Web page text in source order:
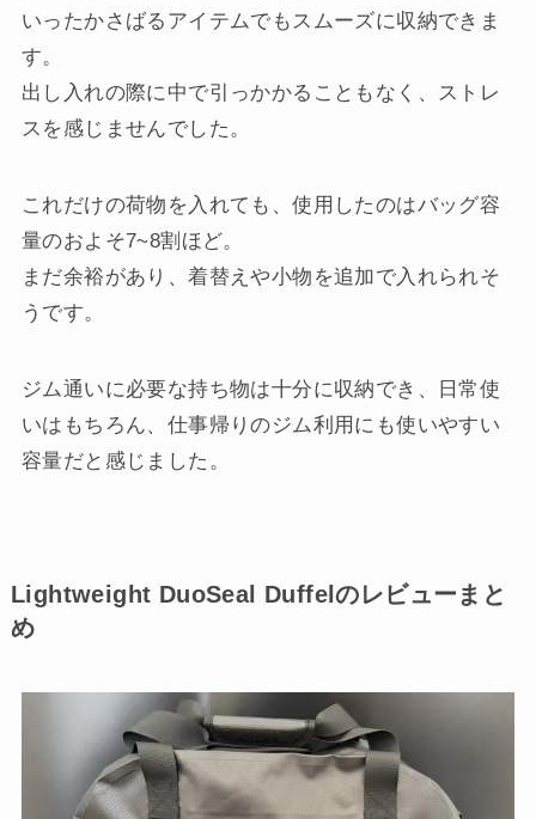
いったかさばるアイテムでもスムーズに収納できま
す。
出し入れの際に中で引っかかることもなく、ストレ
スを感じませんでした。
これだけの荷物を入れても、使用したのはバッグ容
量のおよそ7~8割ほど。
まだ余裕があり、着替えや小物を追加で入れられそ
うです。
ジム通いに必要な持ち物は十分に収納でき、日常使
いはもちろん、仕事帰りのジム利用にも使いやすい
容量だと感じました。
Lightweight DuoSeal Duffelのレビューまと
め